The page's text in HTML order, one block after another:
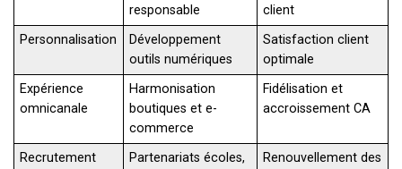
responsable
client
Personnalisation
Développement
outils numériques
Satisfaction client
optimale
Expérience
omnicanale
Harmonisation
boutiques et e-
commerce
Fidélisation et
accroissement CA
Recrutement
Partenariats écoles,
Renouvellement des